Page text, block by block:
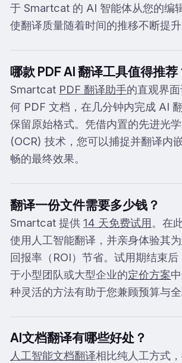
于 Smartcat 的 AI 智能体从您的编
使翻译质量随着时间的推移不断提升
哪款 PDF AI 翻译工具值得推荐
Smartcat PDF 翻译助手的直观界
何 PDF 文档，在几分钟内完成 AI
保留原始格式。凭借内置的先进光
(OCR) 技术，您可以捕捉并翻译内
畅的最终效果。
翻译一份文件需要多少钱？
Smartcat 提供14 天免费试用。在
使用人工智能翻译，并亲身体验其
回报率（ROI）节省。试用期结束后
于小型团队或大型企业的定价方案
种灵活的方法有助于您兼顾预算与全
AI文档翻译有哪些好处？
人工智能文档翻译相比纯人工方式